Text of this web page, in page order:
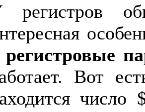
регистров
регистровые
Вот
число